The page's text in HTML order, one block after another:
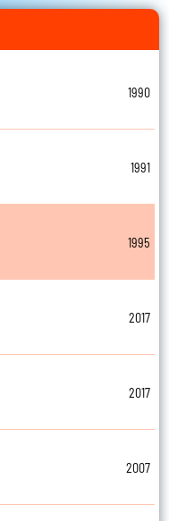
1990
1991
1995
2017
2017
2007